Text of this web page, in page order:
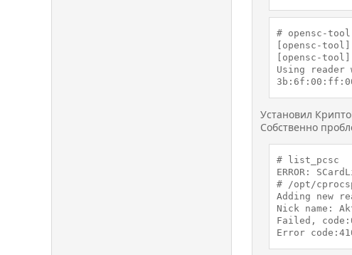
# opensc-
[opensc-tool]
[opensc-
Using
Установил
Собственно
# list_pcsc
ERROR:
# /opt/
Adding new
Nick name:
Failed,
Error